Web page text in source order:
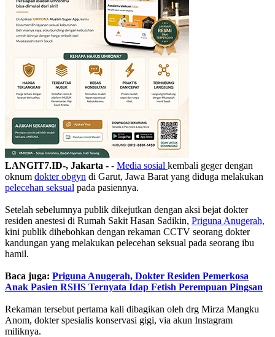
LANGIT7.ID-, Jakarta - - Media sosial kembali geger dengan
oknum dokter obgyn di Garut, Jawa Barat yang diduga melakukan
pelecehan seksual pada pasiennya.
Setelah sebelumnya publik dikejutkan dengan aksi bejat dokter
residen anestesi di Rumah Sakit Hasan Sadikin, Priguna Anugerah,
kini publik dihebohkan dengan rekaman CCTV seorang dokter
kandungan yang melakukan pelecehan seksual pada seorang ibu
hamil.
Baca juga: Priguna Anugerah, Dokter Residen Pemerkosa
Anak Pasien RSHS Ternyata Idap Fetish Perempuan Pingsan
Rekaman tersebut pertama kali dibagikan oleh drg Mirza Mangku
Anom, dokter spesialis konservasi gigi, via akun Instagram
miliknya.